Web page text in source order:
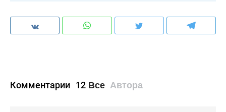
Комментарии 12 Все Автора